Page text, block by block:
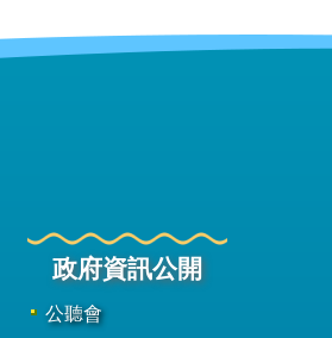
政府資訊公開
公聽會